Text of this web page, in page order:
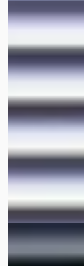
Hongqi E-HS9·
President 99 kWh
€ 59.995
v.a. € 1.272/mnd
Marktconform
2023 · 67.239 km ·
205 dagen geleden
Bekijk aanbieding →
Vergelijk
Hongqi E-HS9·
Executive Limited